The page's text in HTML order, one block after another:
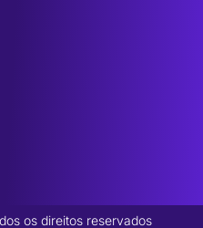
os direitos reservados